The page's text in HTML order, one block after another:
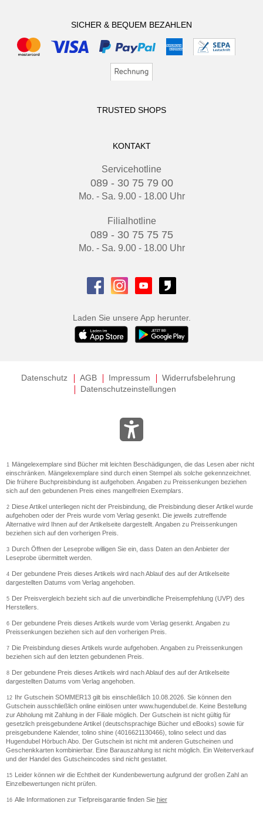
SICHER & BEQUEM BEZAHLEN
TRUSTED SHOPS
KONTAKT
Servicehotline
089 - 30 75 79 00
Mo. - Sa. 9.00 - 18.00 Uhr
Filialhotline
089 - 30 75 75 75
Mo. - Sa. 9.00 - 18.00 Uhr
Laden Sie unsere App herunter.
Datenschutz AGB Impressum
Widerrufsbelehrung
Datenschutzeinstellungen
1
Mängelexemplare sind Bücher mit leichten Beschädigungen, die das Lesen aber nicht
einschränken. Mängelexemplare sind durch einen Stempel als solche gekennzeichnet.
Die frühere Buchpreisbindung ist aufgehoben. Angaben zu Preissenkungen beziehen
sich auf den gebundenen Preis eines mangelfreien Exemplars.
2 Diese Artikel unterliegen nicht der Preisbindung, die Preisbindung dieser Artikel wurde
aufgehoben oder der Preis wurde vom Verlag gesenkt. Die jeweils zutreffende
Alternative wird Ihnen auf der Artikelseite dargestellt. Angaben zu Preissenkungen
beziehen sich auf den vorherigen Preis.
3 Durch Öffnen der Leseprobe willigen Sie ein, dass Daten an den Anbieter der
Leseprobe übermittelt werden.
4 Der gebundene Preis dieses Artikels wird nach Ablauf des auf der Artikelseite
dargestellten Datums vom Verlag angehoben.
5 Der Preisvergleich bezieht sich auf die unverbindliche Preisempfehlung (UVP) des
Herstellers.
6 Der gebundene Preis dieses Artikels wurde vom Verlag gesenkt. Angaben zu
Preissenkungen beziehen sich auf den vorherigen Preis.
7 Die Preisbindung dieses Artikels wurde aufgehoben. Angaben zu Preissenkungen
beziehen sich auf den letzten gebundenen Preis.
8 Der gebundene Preis dieses Artikels wird nach Ablauf des auf der Artikelseite
dargestellten Datums vom Verlag angehoben.
12 Ihr Gutschein SOMMER13 gilt bis einschließlich 10.08.2026. Sie können den
Gutschein ausschließlich online einlösen unter www.hugendubel.de. Keine Bestellung
zur Abholung mit Zahlung in der Filiale möglich. Der Gutschein ist nicht gültig für
gesetzlich preisgebundene Artikel (deutschsprachige Bücher und eBooks) sowie für
preisgebundene Kalender, tolino shine (4016621130466), tolino select und das
Hugendubel Hörbuch Abo. Der Gutschein ist nicht mit anderen Gutscheinen und
Geschenkkarten kombinierbar. Eine Barauszahlung ist nicht möglich. Ein Weiterverkauf
und der Handel des Gutscheincodes sind nicht gestattet.
15 Leider können wir die Echtheit der Kundenbewertung aufgrund der großen Zahl an
Einzelbewertungen nicht prüfen.
16 Alle Informationen zur Tiefpreisgarantie finden Sie hier